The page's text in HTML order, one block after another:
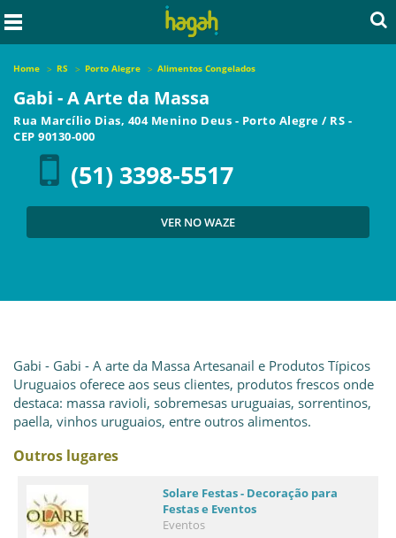
Home RS Porto Alegre Alimentos Congelados
Gabi - A Arte da Massa
Rua Marcílio Dias, 404 Menino Deus - Porto Alegre / RS -
CEP 90130-000
(51) 3398-5517
VER NO WAZE
Gabi - Gabi - A arte da Massa Artesanail e Produtos Típicos
Uruguaios oferece aos seus clientes, produtos frescos onde
destaca: massa ravioli, sobremesas uruguaias, sorrentinos,
paella, vinhos uruguaios, entre outros alimentos.
Outros lugares
Solare Festas - Decoração para
Festas e Eventos
Eventos